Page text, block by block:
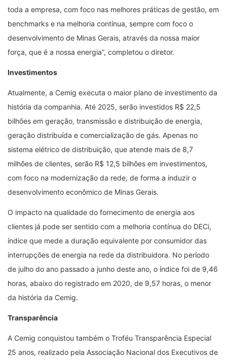
toda a empresa, com foco nas melhores práticas de gestão, em
benchmarks e na melhoria contínua, sempre com foco o
desenvolvimento de Minas Gerais, através da nossa maior
força, que é a nossa energia”, completou o diretor.
Investimentos
Atualmente, a Cemig executa o maior plano de investimento da
história da companhia. Até 2025, serão investidos R$ 22,5
bilhões em geração, transmissão e distribuição de energia,
geração distribuída e comercialização de gás. Apenas no
sistema elétrico de distribuição, que atende mais de 8,7
milhões de clientes, serão R$ 12,5 bilhões em investimentos,
com foco na modernização da rede, de forma a induzir o
desenvolvimento econômico de Minas Gerais.
O impacto na qualidade do fornecimento de energia aos
clientes já pode ser sentido com a melhoria contínua do DECi,
índice que mede a duração equivalente por consumidor das
interrupções de energia na rede da distribuidora. No período
de julho do ano passado a junho deste ano, o índice foi de 9,46
horas, abaixo do registrado em 2020, de 9,57 horas, o menor
da história da Cemig.
Transparência
A Cemig conquistou também o Troféu Transparência Especial
25 anos, realizado pela Associação Nacional dos Executivos de